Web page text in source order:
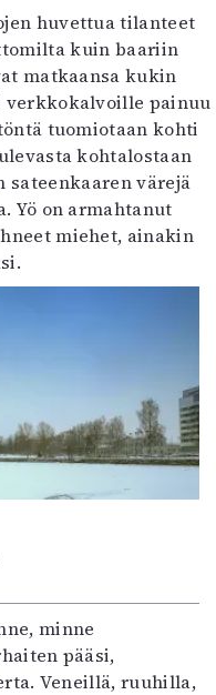
huvettua tilanteet
kuin baariin
matkaansa kukin
painuu
tuomiotaan kohti
kohtalostaan
värejä
Yö on armahtanut
miehet, ainakin
minne
pääsi,
Veneillä, ruuhilla,